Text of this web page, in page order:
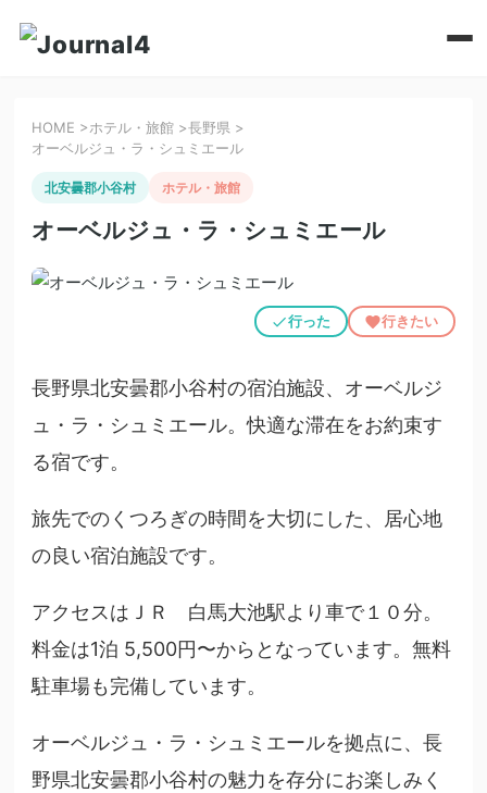
HOME >ホテル・旅館 >長野県 >
オーベルジュ・ラ・シュミエール
北安曇郡小谷村 ホテル・旅館
オーベルジュ・ラ・シュミエール
行った 行きたい
長野県北安曇郡小谷村の宿泊施設、オーベルジ
ュ・ラ・シュミエール。快適な滞在をお約束す
る宿です。
旅先でのくつろぎの時間を大切にした、居心地
の良い宿泊施設です。
アクセスはＪＲ 白馬大池駅より車で１０分。
料金は1泊 5,500円〜からとなっています。無料
駐車場も完備しています。
オーベルジュ・ラ・シュミエールを拠点に、長
野県北安曇郡小谷村の魅力を存分にお楽しみく